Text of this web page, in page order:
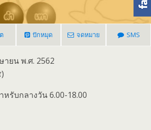
ปักหมุด จดหมาย SMS
ยน พ.ศ. 2562
รับกลางวัน 6.00-18.00